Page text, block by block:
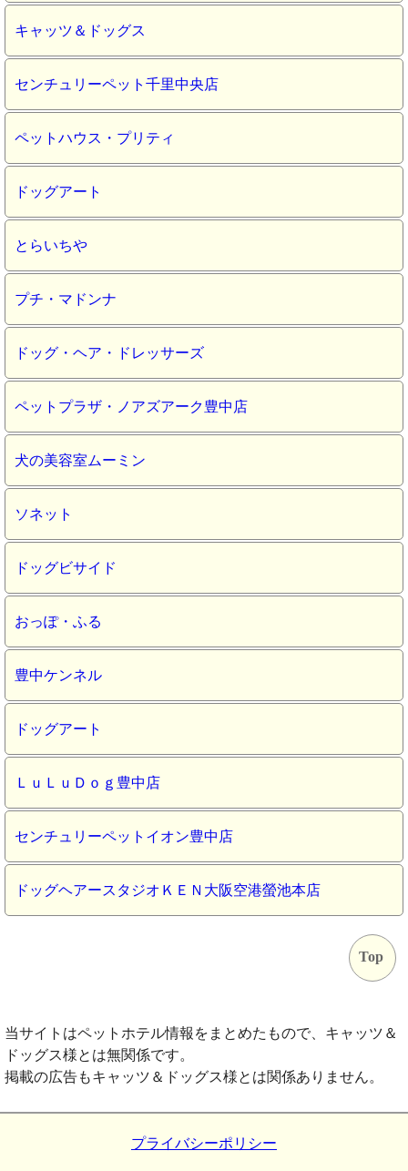
キャッツ＆ドッグス
センチュリーペット千里中央店
ペットハウス・プリティ
ドッグアート
とらいちや
プチ・マドンナ
ドッグ・ヘア・ドレッサーズ
ペットプラザ・ノアズアーク豊中店
犬の美容室ムーミン
ソネット
ドッグビサイド
おっぽ・ふる
豊中ケンネル
ドッグアート
ＬｕＬｕＤｏｇ豊中店
センチュリーペットイオン豊中店
ドッグヘアースタジオＫＥＮ大阪空港螢池本店
Top
当サイトはペットホテル情報をまとめたもので、キャッツ＆
ドッグス様とは無関係です。
掲載の広告もキャッツ＆ドッグス様とは関係ありません。
プライバシーポリシー